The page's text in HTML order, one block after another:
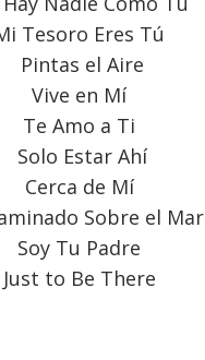
Tesoro Eres Tú
Pintas el Aire
Vive en Mí
Te Amo a Ti
Solo Estar Ahí
Cerca de Mí
Sobre el Mar
Soy Tu Padre
Just to Be There